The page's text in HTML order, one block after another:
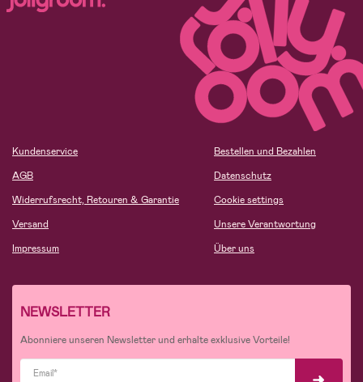
Kundenservice
AGB
Widerrufsrecht, Retouren & Garantie
Versand
Impressum
Bestellen und Bezahlen
Datenschutz
Cookie settings
Unsere Verantwortung
Über uns
NEWSLETTER
Abonniere unseren Newsletter und erhalte exklusive Vorteile!
Email*